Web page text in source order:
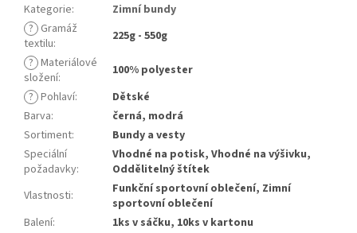
Kategorie:
Zimní bundy
? Gramáž
textilu:
225g - 550g
? Materiálové
složení:
100% polyester
? Pohlaví:
Dětské
Barva:
černá, modrá
Sortiment:
Bundy a vesty
Speciální
požadavky:
Vhodné na potisk, Vhodné na výšivku,
Oddělitelný štítek
Vlastnosti:
Funkční sportovní oblečení, Zimní
sportovní oblečení
Balení:
1ks v sáčku, 10ks v kartonu